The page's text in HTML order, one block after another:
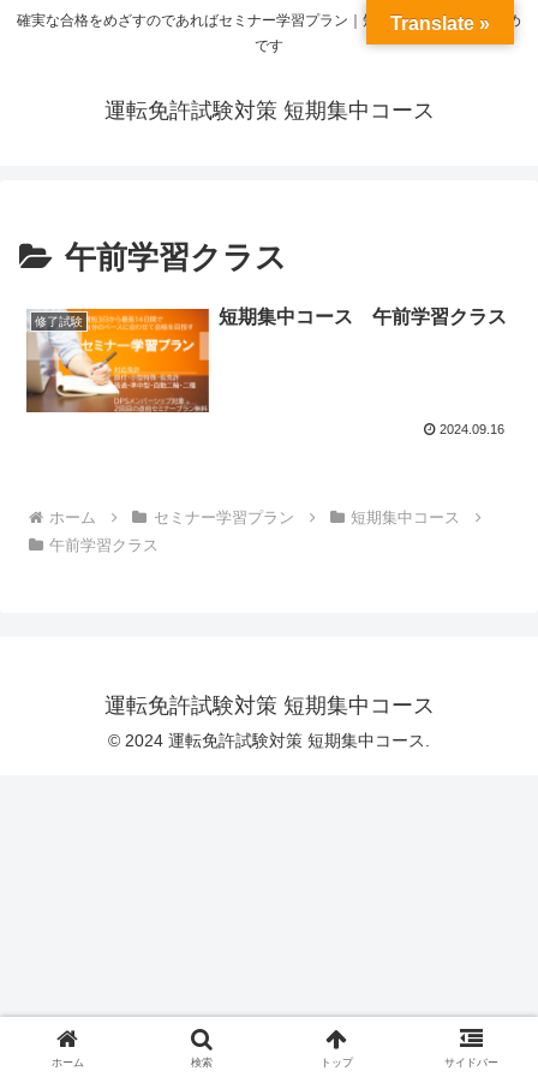
確実な合格をめざすのであればセミナー学習プラン｜短期集中コースがお勧め
です
運転免許試験対策 短期集中コース
午前学習クラス
修了試験 短期集中コース 午前学習クラス
2024.09.16
ホーム セミナー学習プラン
短期集中コース
午前学習クラス
運転免許試験対策 短期集中コース
© 2024 運転免許試験対策 短期集中コース.
ホーム 検索 トップ サイドバー
Translate »